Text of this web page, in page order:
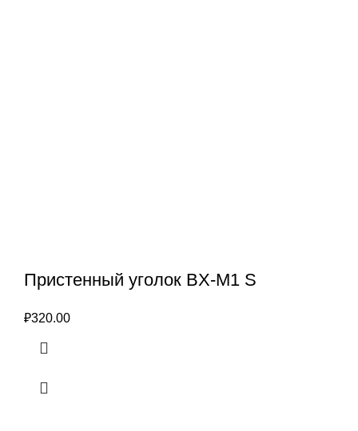
Пристенный уголок BX-M1 S
₽320.00